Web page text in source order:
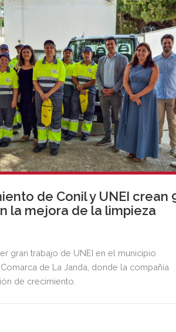
de Conil y UNEI crean
la mejora de la limpieza
gran trabajo de UNEI en el municipio
de La Janda, donde la compañía
de crecimiento.